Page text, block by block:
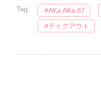
Tag:
AKa AKa 87
テイクアウト